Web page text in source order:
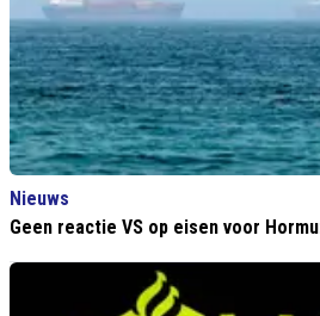
Nieuws
Geen reactie VS op eisen voor